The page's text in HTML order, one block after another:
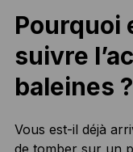
Pourquoi
suivre
baleines ?
Vous est-il déjà
de tomber sur un